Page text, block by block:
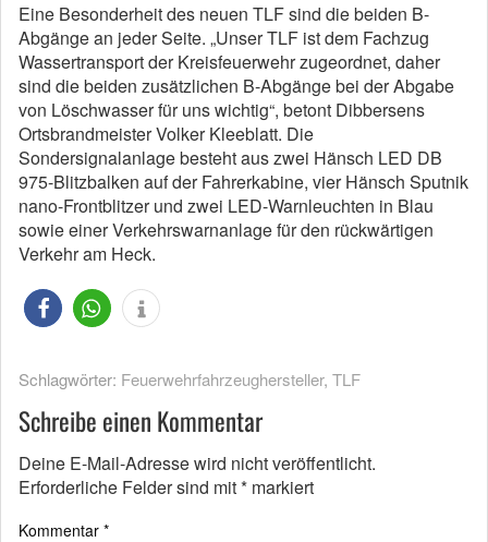
Eine Besonderheit des neuen TLF sind die beiden B-
Abgänge an jeder Seite. „Unser TLF ist dem Fachzug
Wassertransport der Kreisfeuerwehr zugeordnet, daher
sind die beiden zusätzlichen B-Abgänge bei der Abgabe
von Löschwasser für uns wichtig“, betont Dibbersens
Ortsbrandmeister Volker Kleeblatt. Die
Sondersignalanlage besteht aus zwei Hänsch LED DB
975-Blitzbalken auf der Fahrerkabine, vier Hänsch Sputnik
nano-Frontblitzer und zwei LED-Warnleuchten in Blau
sowie einer Verkehrswarnanlage für den rückwärtigen
Verkehr am Heck.
Schlagwörter: Feuerwehrfahrzeughersteller, TLF
Schreibe einen Kommentar
Deine E-Mail-Adresse wird nicht veröffentlicht.
Erforderliche Felder sind mit* markiert
Kommentar *